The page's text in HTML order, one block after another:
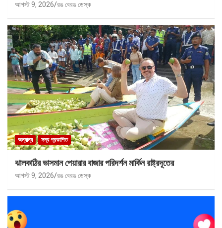
আগস্ট 9, 2026 রঙ বেরঙ ডেস্ক
অন্যান্য সদ্য প্রকাশিত
ঝালকাঠির ভাসমান পেয়ারার বাজার পরিদর্শন মার্কিন রাষ্ট্রদূতের
আগস্ট 9, 2026 রঙ বেরঙ ডেস্ক